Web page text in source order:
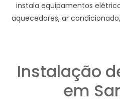
instala equipamentos
aquecedores, ar
Instalação
em